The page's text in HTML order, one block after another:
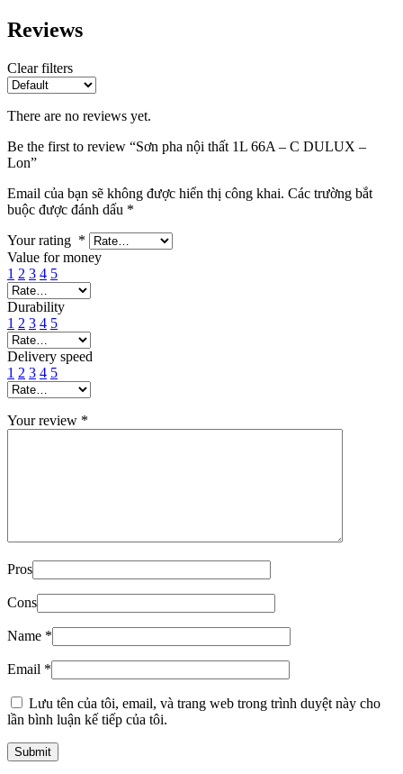
Reviews
Clear filters
There are no reviews yet.
Be the first to review “Sơn pha nội thất 1L 66A – C DULUX –
Lon”
Email của bạn sẽ không được hiển thị công khai. Các trường bắt
buộc được đánh dấu *
Your rating *
Value for money
1 2 3 4 5
Durability
1 2 3 4 5
Delivery speed
1 2 3 4 5
Your review *
Pros
Cons
Name *
Email *
Lưu tên của tôi, email, và trang web trong trình duyệt này cho
lần bình luận kế tiếp của tôi.